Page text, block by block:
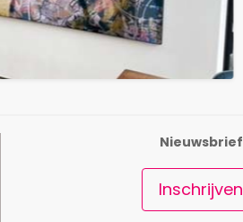
Nieuwsbrief
Inschrijven